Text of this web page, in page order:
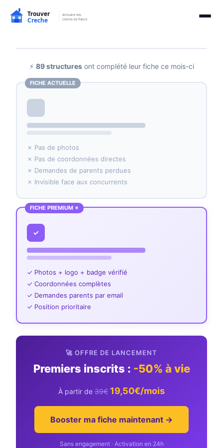
⚡ 89 structuresont complété leur fiche ce mois-ci
FICHE ACTUELLE
✗ Pas de photos
✗ Pas de coordonnées directes
✗ Demandes de parents perdues
✗ Invisible face aux concurrents
FICHE PREMIUM ⭐
✓
✓ Photos + logo + badge vérifié
✓ Coordonnées complètes
✓ Demandes parents par email
✓ Position prioritaire
🚀 OFFRE DE LANCEMENT
Premiers inscrits : -50% à vie
À partir de 39€ 19,50€/mois
Booster ma fiche maintenant →
Sans engagement · Activation en 24h